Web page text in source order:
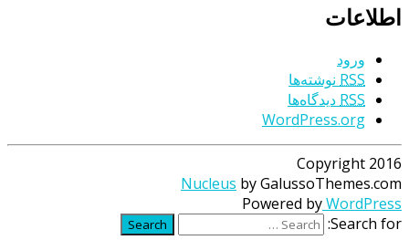
اطلاعات
ورود
RSS نوشته‌ها
RSSدیدگاه‌ها
WordPress.org
Copyright 2016
Nucleus by GalussoThemes.com
Powered byWordPress
Search for:
Search